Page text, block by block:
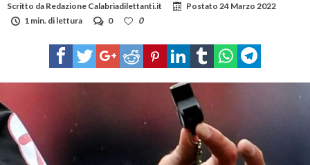
Scritto da Redazione Calabriadilettanti.it Postato 24 Marzo 2022
1 min. di lettura
0 0